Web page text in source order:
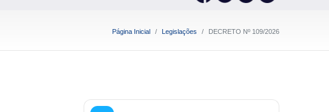
Página Inicial Legislações DECRETO Nº 109/2026